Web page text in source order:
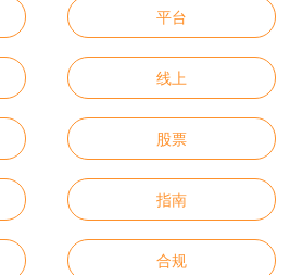
平台
线上
股票
指南
合规